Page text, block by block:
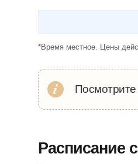
*Время местное. Цены
Расписание